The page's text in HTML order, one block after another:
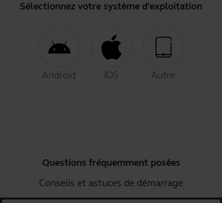
Sélectionnez votre système d'exploitation
Android iOS Autre
Questions fréquemment posées
Conseils et astuces de démarrage